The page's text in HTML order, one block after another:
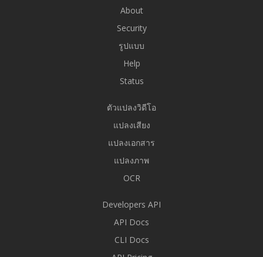
About
Security
รูปแบบ
Help
Status
ตัวแปลงวิดีโอ
แปลงเสียง
แปลงเอกสาร
แปลงภาพ
OCR
Developers API
API Docs
CLI Docs